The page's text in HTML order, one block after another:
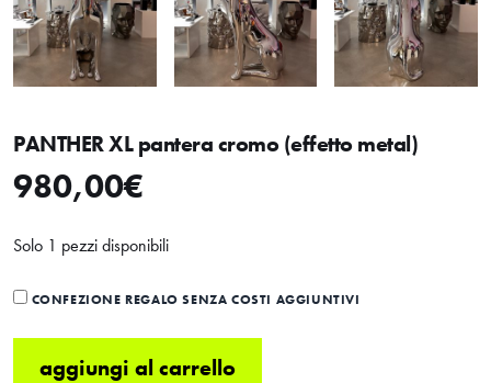
PANTHER XL pantera cromo (effetto metal)
980,00€
Solo 1 pezzi disponibili
CONFEZIONE REGALO SENZA COSTI AGGIUNTIVI
aggiungi al carrello